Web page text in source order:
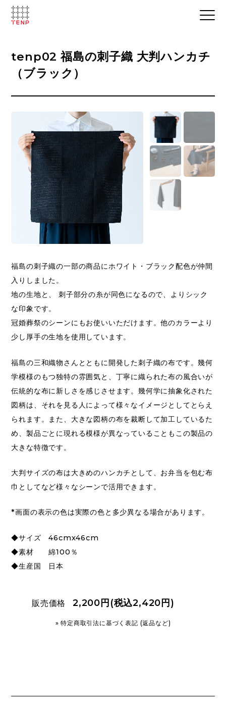
tenp02 福島の刺子織 大判ハンカチ
（ブラック）
福島の刺子織の一部の商品にホワイト・ブラック配色が仲間
入りしました。
地の生地と、 刺子部分の糸が同色になるので、よりシック
な印象です。
冠婚葬祭のシーンにもお使いいただけます。他のカラーより
少し厚手の生地を使用しています。
福島の三和織物さんとともに開発した刺子織の布です。幾何
学模様のもつ独特の雰囲気と、丁寧に織られた布の風合いが
伝統的な布に新しさを感じさせます。幾何学に抽象化された
図柄は、それを見る人によって様々なイメージとしてとらえ
られます。また、大きな図柄の布を裁断して加工しているた
め、製品ごとに現れる模様が異なっていることもこの製品の
大きな特徴です。
大判サイズの布は大きめのハンカチとして、お弁当を包む布
巾としてなど様々なシーンで活用できます。
*画面の表示の色は実際の色と多少異なる場合があります。
◆サイズ 46cmx46cm
◆素材 綿100％
◆生産国 日本
販売価格 2,200円(税込2,420円)
» 特定商取引法に基づく表記 (返品など)